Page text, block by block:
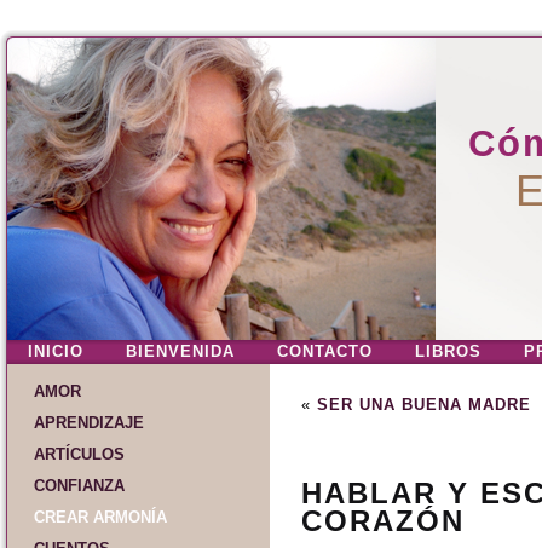
INICIO BIENVENIDA CONTACTO LIBROS
AMOR
APRENDIZAJE
ARTÍCULOS
CONFIANZA
CREAR ARMONÍA
« SER UNA BUENA MADRE
HABLAR Y
CORAZÓN